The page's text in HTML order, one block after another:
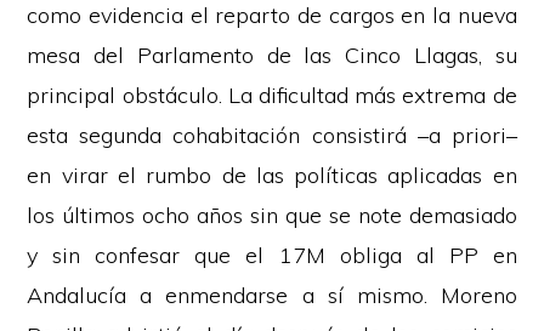
como evidencia el reparto de cargos en la nueva
mesa del Parlamento de las Cinco Llagas, su
principal obstáculo. La dificultad más extrema de
esta segunda cohabitación consistirá –a priori–
en virar el rumbo de las políticas aplicadas en
los últimos ocho años sin que se note demasiado
y sin confesar que el 17M obliga al PP en
Andalucía a enmendarse a sí mismo. Moreno